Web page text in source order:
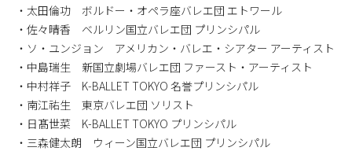
・太田倫功 ボルドー・オペラ座バレエ団 エトワール
・佐々晴香 ベルリン国立バレエ団 プリンシパル
・ソ・ユンジョン アメリカン・バレエ・シアター アーティスト
・中島瑞生 新国立劇場バレエ団 ファースト・アーティスト
・中村祥子 K-BALLET TOKYO 名誉プリンシパル
・南江祐生 東京バレエ団 ソリスト
・日髙世菜 K-BALLET TOKYO プリンシパル
・三森健太朗 ウィーン国立バレエ団 プリンシパル